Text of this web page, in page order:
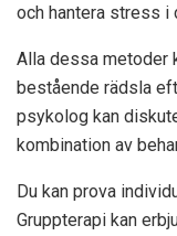
och hantera stress i
Alla dessa metoder
bestående rädsla
psykolog kan
kombination av
Du kan prova
Gruppterapi kan